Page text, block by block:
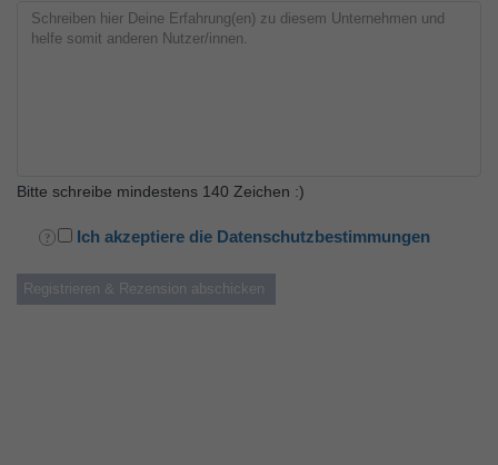
Bitte schreibe mindestens 140 Zeichen :)
Ich akzeptiere die Datenschutzbestimmungen